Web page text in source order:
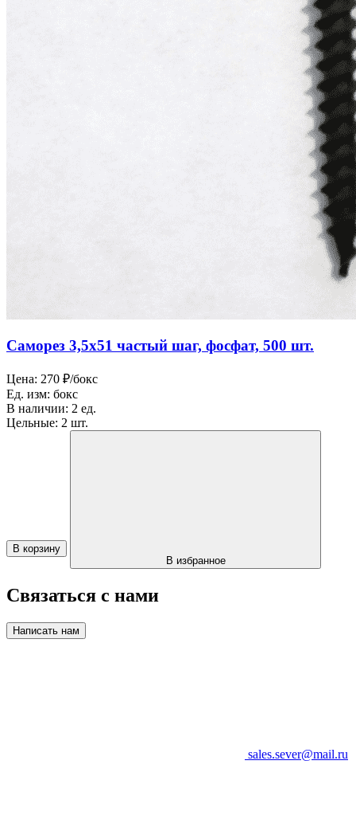
Саморез 3,5х51 частый шаг, фосфат, 500 шт.
Цена: 270 ₽/бокс
Ед. изм: бокс
В наличии: 2 ед.
Цельные: 2 шт.
В корзину
В избранное
Связаться с нами
Написать нам
sales.sever@mail.ru